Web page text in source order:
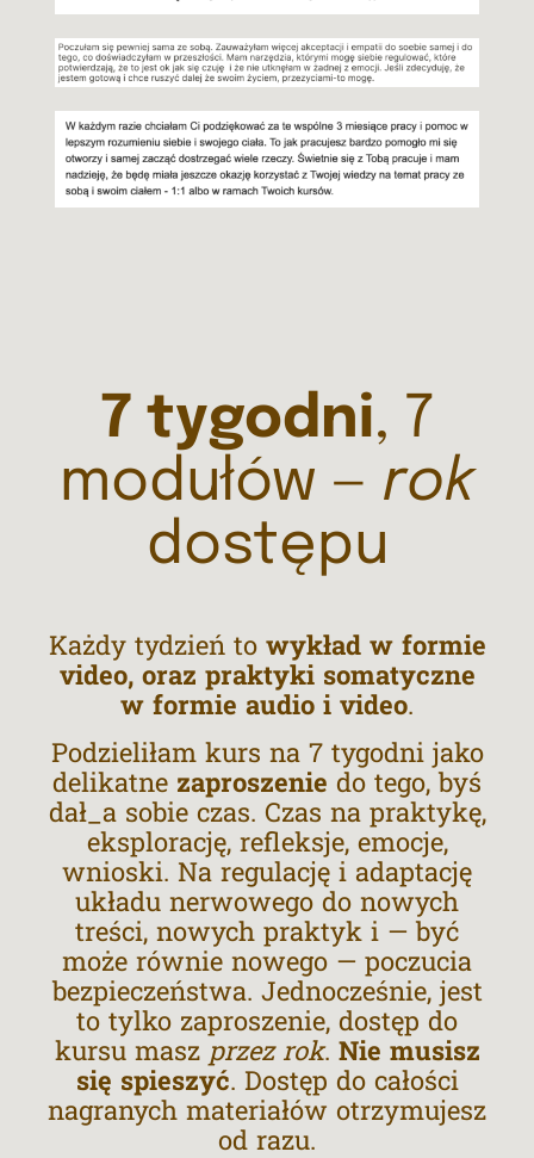
7 tygodni, 7
modułów — rok
dostępu
Każdy tydzień to wykład w formie
video, oraz praktyki somatyczne
w formie audio i video.
Podzieliłam kurs na 7 tygodni jako
delikatne zaproszenie do tego, byś
dał_a sobie czas. Czas na praktykę,
eksplorację, refleksje, emocje,
wnioski. Na regulację i adaptację
układu nerwowego do nowych
treści, nowych praktyk i — być
może równie nowego — poczucia
bezpieczeństwa. Jednocześnie, jest
to tylko zaproszenie, dostęp do
kursu masz przez rok. Nie musisz
się spieszyć. Dostęp do całości
nagranych materiałów otrzymujesz
od razu.